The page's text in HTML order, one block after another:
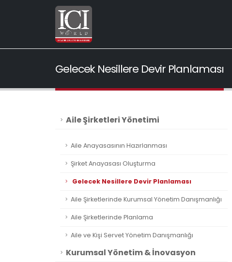
Gelecek Nesillere Devir Planlaması
Aile Şirketleri Yönetimi
Aile Anayasasının Hazırlanması
Şirket Anayasası Oluşturma
Gelecek Nesillere Devir Planlaması
Aile Şirketlerinde Kurumsal Yönetim Danışmanlığı
Aile Şirketlerinde Planlama
Aile ve Kişi Servet Yönetim Danışmanlığı
Kurumsal Yönetim & İnovasyon